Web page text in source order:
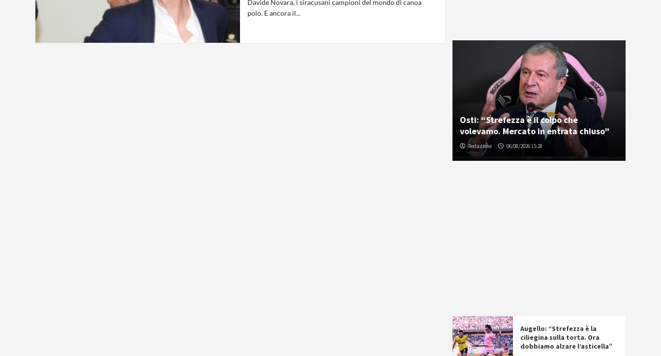
Davide Novara, i siracusani campioni del mondo di canoa
polo. E ancora il...
Osti: “Strefezza è il colpo che
volevamo. Mercato in entrata chiuso”
Redazione 06/08/2026 15:28
Augello: “Strefezza è la
ciliegina sulla torta. Ora
dobbiamo alzare l’asticella”